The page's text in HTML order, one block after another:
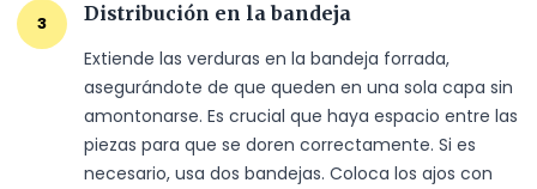
3
Distribución en la bandeja
Extiende las verduras en la bandeja forrada,
asegurándote de que queden en una sola capa sin
amontonarse. Es crucial que haya espacio entre las
piezas para que se doren correctamente. Si es
necesario, usa dos bandejas. Coloca los ajos con